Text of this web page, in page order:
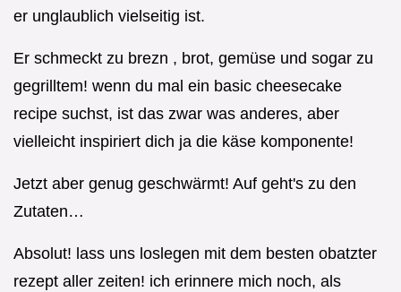
er unglaublich vielseitig ist.
Er schmeckt zu brezn , brot, gemüse und sogar zu
gegrilltem! wenn du mal ein basic cheesecake
recipe suchst, ist das zwar was anderes, aber
vielleicht inspiriert dich ja die käse komponente!
Jetzt aber genug geschwärmt! Auf geht's zu den
Zutaten…
Absolut! lass uns loslegen mit dem besten obatzter
rezept aller zeiten! ich erinnere mich noch, als